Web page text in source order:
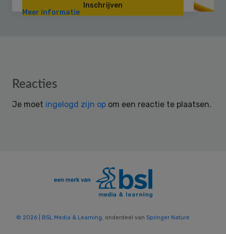
Inschrijven
Meer informatie
Reader
Reacties
Je moet ingelogd zijn op om een reactie te plaatsen.
© 2026 | BSL Media & Learning, onderdeel van Springer Nature